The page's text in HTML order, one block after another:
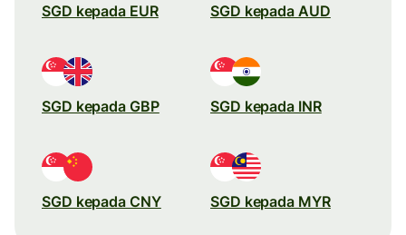
SGD kepada EUR SGD kepada AUD
SGD kepada GBP SGD kepada INR
SGD kepada CNY SGD kepada MYR